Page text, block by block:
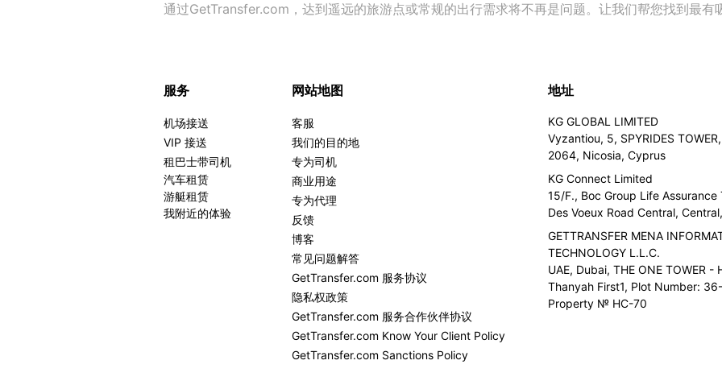
通过GetTransfer.com，达到遥远的旅游点或常规的出行需求将不再是问题。让我们帮您找到最有
服务
机场接送
VIP 接送
租巴士带司机
汽车租赁
游艇租赁
我附近的体验
网站地图
客服
我们的目的地
专为司机
商业用途
专为代理
反馈
博客
常见问题解答
GetTransfer.com 服务协议
隐私权政策
GetTransfer.com 服务合作伙伴协议
GetTransfer.com Know Your Client Policy
GetTransfer.com Sanctions Policy
地址
KG GLOBAL LIMITED
Vyzantiou, 5, SPYRIDES
2064, Nicosia, Cyprus
KG Connect Limited
15/F., Boc Group Life Assurance
Des Voeux Road Central,
GETTRANSFER MENA
TECHNOLOGY L.L.C.
UAE, Dubai, THE ONE TOWER -
Thanyah First1, Plot Number:
Property № HC-70